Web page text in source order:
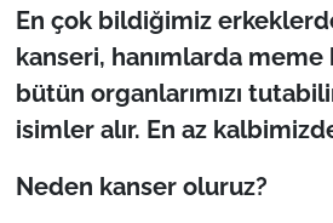
En çok bildiğimiz
kanseri, hanımlarda meme
bütün organlarımızı
isimler alır. En az
Neden kanser oluruz?
English News
Canlı Maç